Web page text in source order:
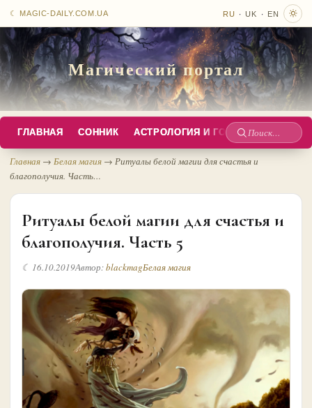
☾ MAGIC-DAILY.COM.UA RU · UK · EN
Магический портал
ГЛАВНАЯ СОННИК АСТРОЛОГИЯ И ГОРОСКОПЫ
Поиск
по
Главная → Белая магия → Ритуалы белой магии для счастья и
благополучия. Часть…
Ритуалы белой магии для счастья и
благополучия. Часть 5
☾ 16.10.2019Автор:blackmagБелая магия